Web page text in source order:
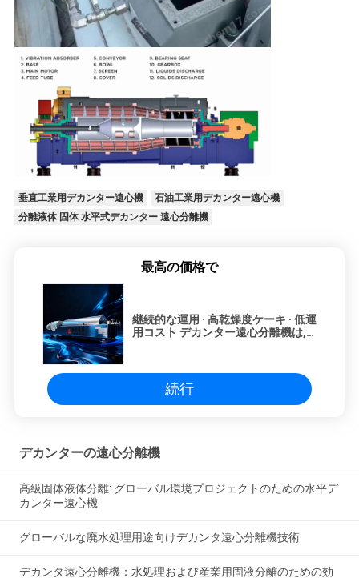
垂直工業用デカンター遠心機
石油工業用デカンター遠心機
分離液体 固体 水平式デカンター 遠心分離機
最高の価格で
継続的な運用 · 高乾燥度ケーキ · 低運
用コスト デカンター遠心分離機は,
す
続行
デカンターの遠心分離機
高級固体液体分離: グローバル環境プロジェクトのための水平デ
カンター遠心機
グローバルな廃水処理用途向けデカンタ遠心分離機技術
デカンタ遠心分離機：水処理および産業用固液分離のための効